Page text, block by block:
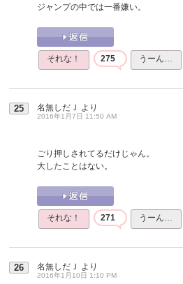
ジャンプの中では一番嫌い。
それな！ 275 うーん…
25 名無しだＪ より
2016年1月7日 11:50 AM
ごり押しされてるだけじゃん。
大したことはない。
それな！ 271 うーん…
26 名無しだＪ より
2016年1月10日 1:10 PM